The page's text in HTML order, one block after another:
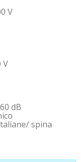
V
V
dB
spina